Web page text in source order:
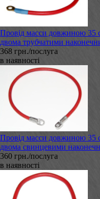
Провід масси довжиною 35
двома трубчатими
368 грн./послуга
в наявності
Провід масси довжиною 35
двома свинцевими
360 грн./послуга
в наявності